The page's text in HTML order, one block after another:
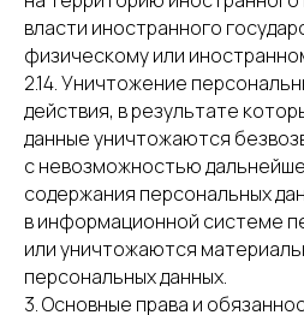
власти иностранного
физическому или
2.14. Уничтожение
действия, в результате
данные уничтожаются
с невозможностью
содержания персональных
в информационной системе
или уничтожаются
персональных данных.
3. Основные права и